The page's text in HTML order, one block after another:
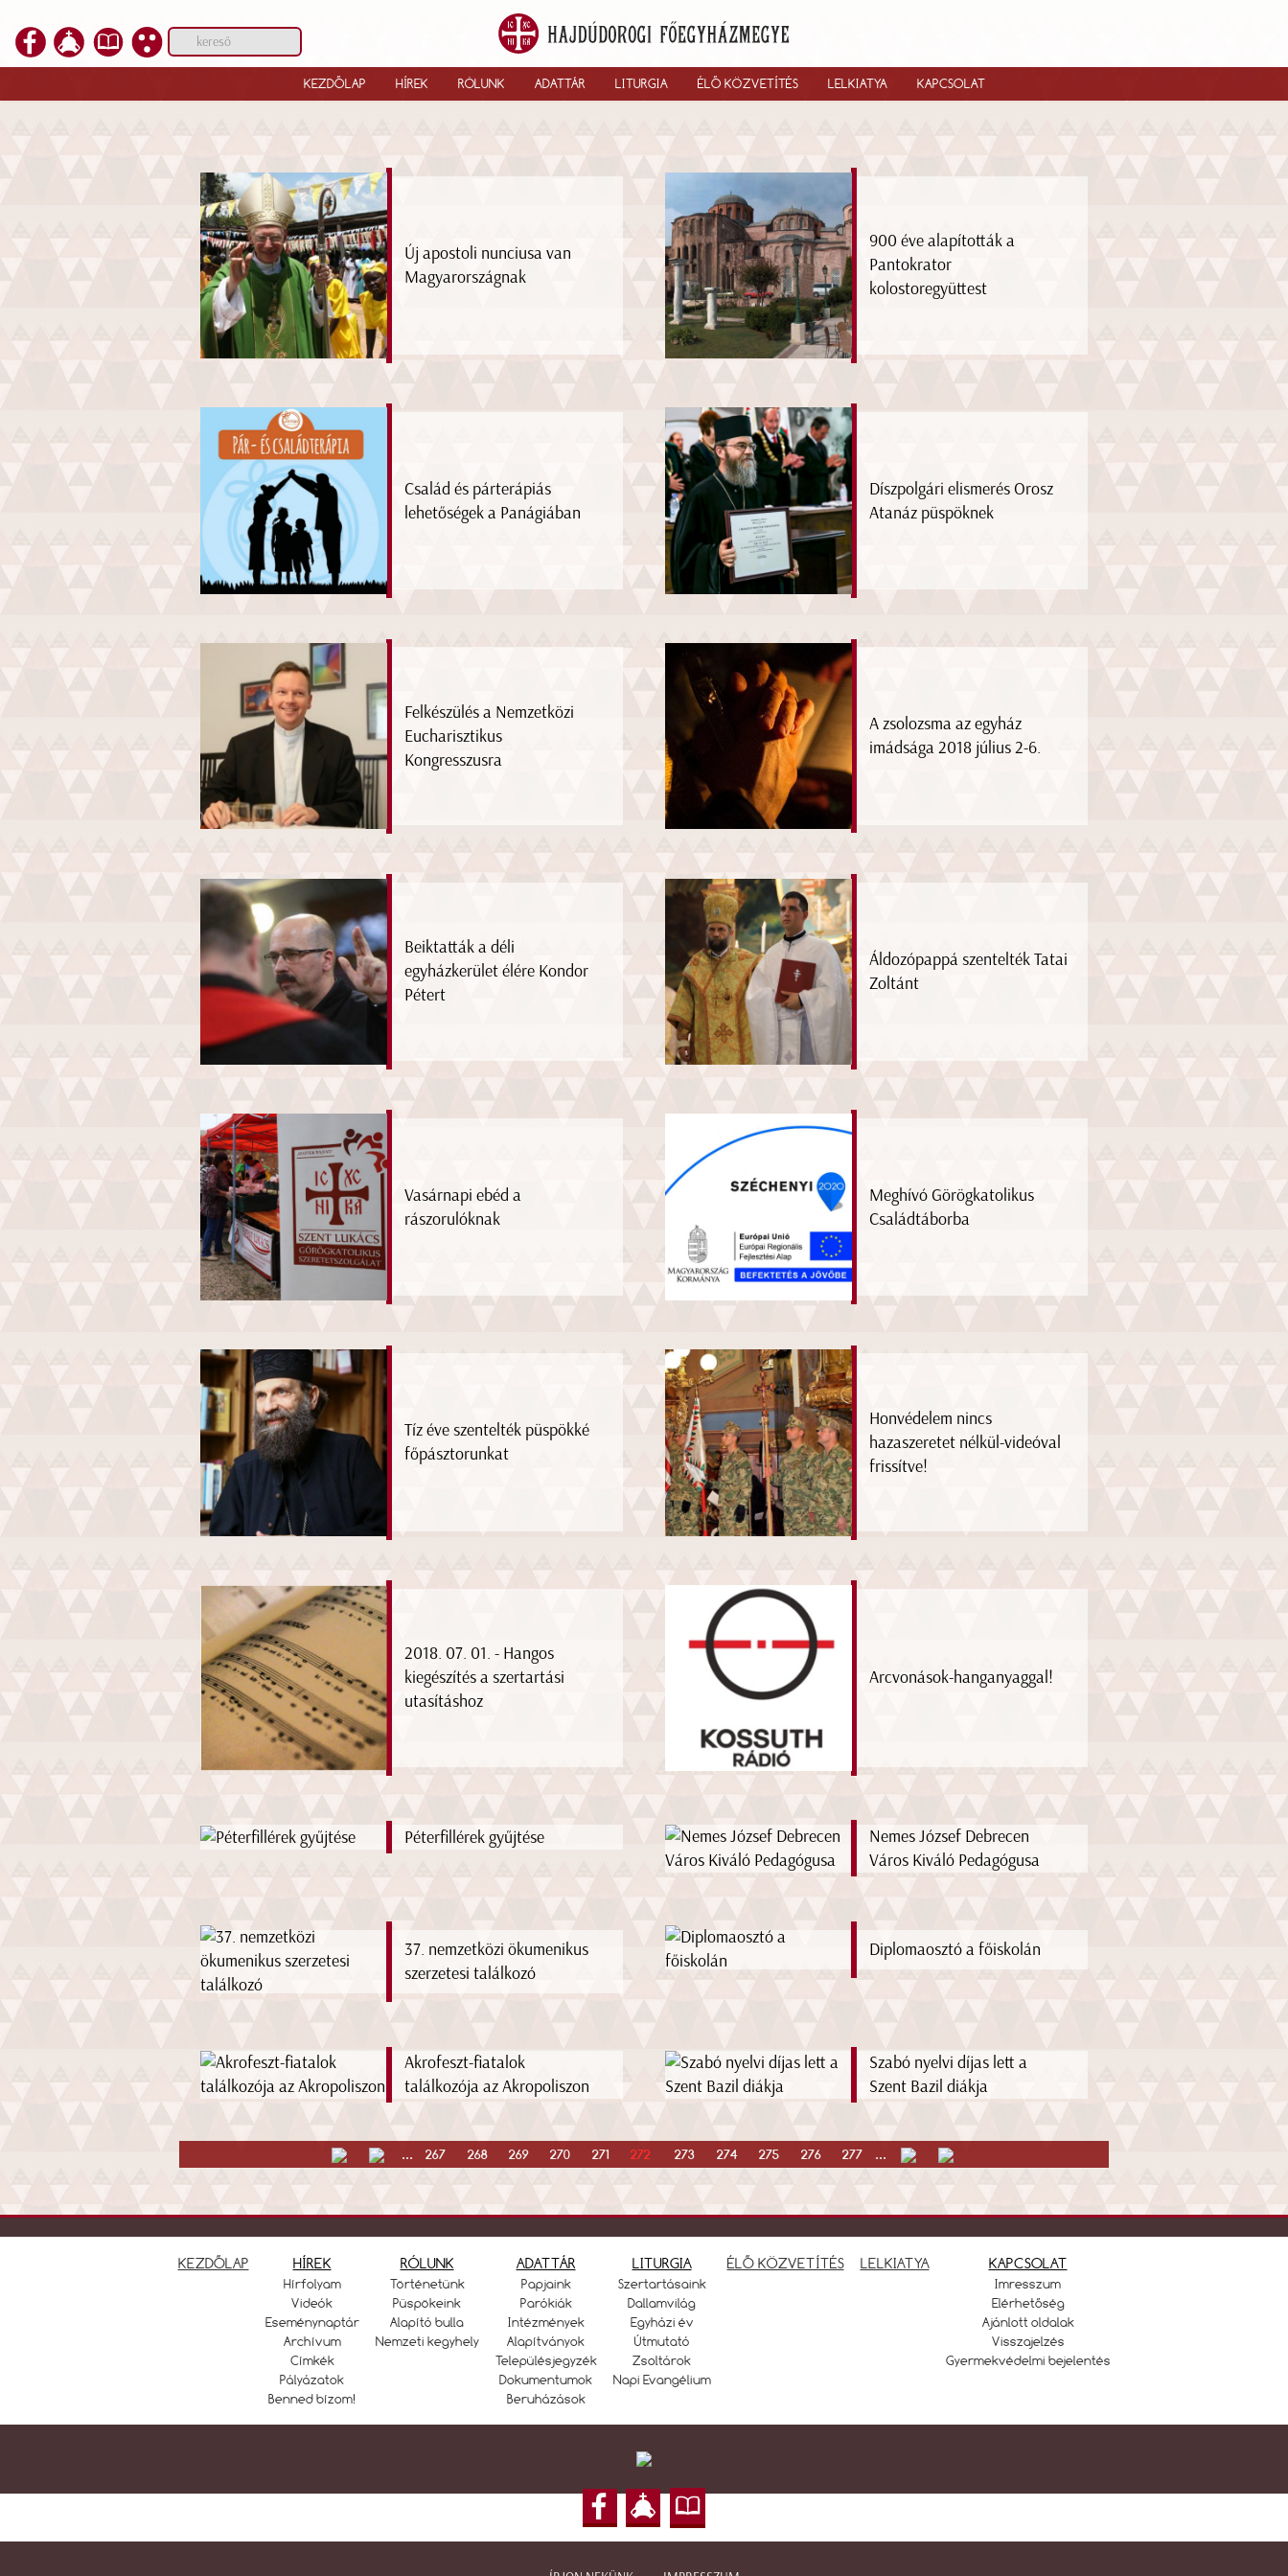
KEZDŐLAP HÍREK RÓLUNK ADATTÁR LITURGIA ÉLŐ KÖZVETÍTÉS LELKIATYA KAPCSOLAT
Új apostoli nunciusa van
Magyarországnak
900 éve alapították a
Pantokrator
kolostoregyüttest
Család és párterápiás
lehetőségek a Panágiában
Díszpolgári elismerés Orosz
Atanáz püspöknek
Felkészülés a Nemzetközi
Eucharisztikus
Kongresszusra
A zsolozsma az egyház
imádsága 2018 július 2-6.
Beiktatták a déli
egyházkerület élére Kondor
Pétert
Áldozópappá szentelték Tatai
Zoltánt
Vasárnapi ebéd a
rászorulóknak
Meghívó Görögkatolikus
Családtáborba
Tíz éve szentelték püspökké
főpásztorunkat
Honvédelem nincs
hazaszeretet nélkül-videóval
frissítve!
2018. 07. 01. - Hangos
kiegészítés a szertartási
utasításhoz
Arcvonások-hanganyaggal!
Péterfillérek gyűjtése
Nemes József Debrecen
Város Kiváló Pedagógusa
37. nemzetközi ökumenikus
szerzetesi találkozó
Diplomaosztó a főiskolán
Akrofeszt-fiatalok
találkozója az Akropoliszon
Szabó nyelvi díjas lett a
Szent Bazil diákja
... 267 268 269 270 271 272 273 274 275 276 277 ...
KEZDŐLAP HÍREK
Hírfolyam
Videók
Eseménynaptár
Archívum
Címkék
Pályázatok
Benned bízom!
RÓLUNK
Történetünk
Püspökeink
Alapító bulla
Nemzeti kegyhely
ADATTÁR
Papjaink
Parókiák
Intézmények
Alapítványok
Településjegyzék
Dokumentumok
Beruházások
LITURGIA
Szertartásaink
Dallamvilág
Egyházi év
Útmutató
Zsoltárok
Napi Evangélium
ÉLŐ KÖZVETÍTÉS LELKIATYA KAPCSOLAT
Imresszum
Elérhetőség
Ajánlott oldalak
Visszajelzés
Gyermekvédelmi bejelentés